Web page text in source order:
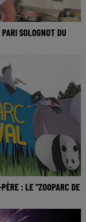
SOLOGNOT DU
: LE "ZOOPARC DE